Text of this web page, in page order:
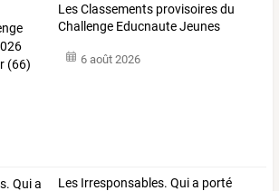
LesClassements provisoiresdu
Challenge EducnauteJeunes
6 août 2026
Les Irresponsables. Qui a porté